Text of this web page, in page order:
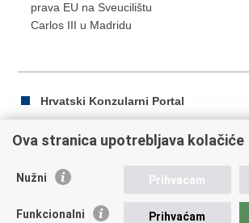
prava EU na Sveucilištu
Carlos III u Madridu
Hrvatski Konzularni Portal
Ispiši
Podijeli
Facebooku
Twitteru
Republika Hrvatska
Ova stranica upotrebljava kolačiće
Nužni Prihvaćam
Funkcionalni Prihvaćam